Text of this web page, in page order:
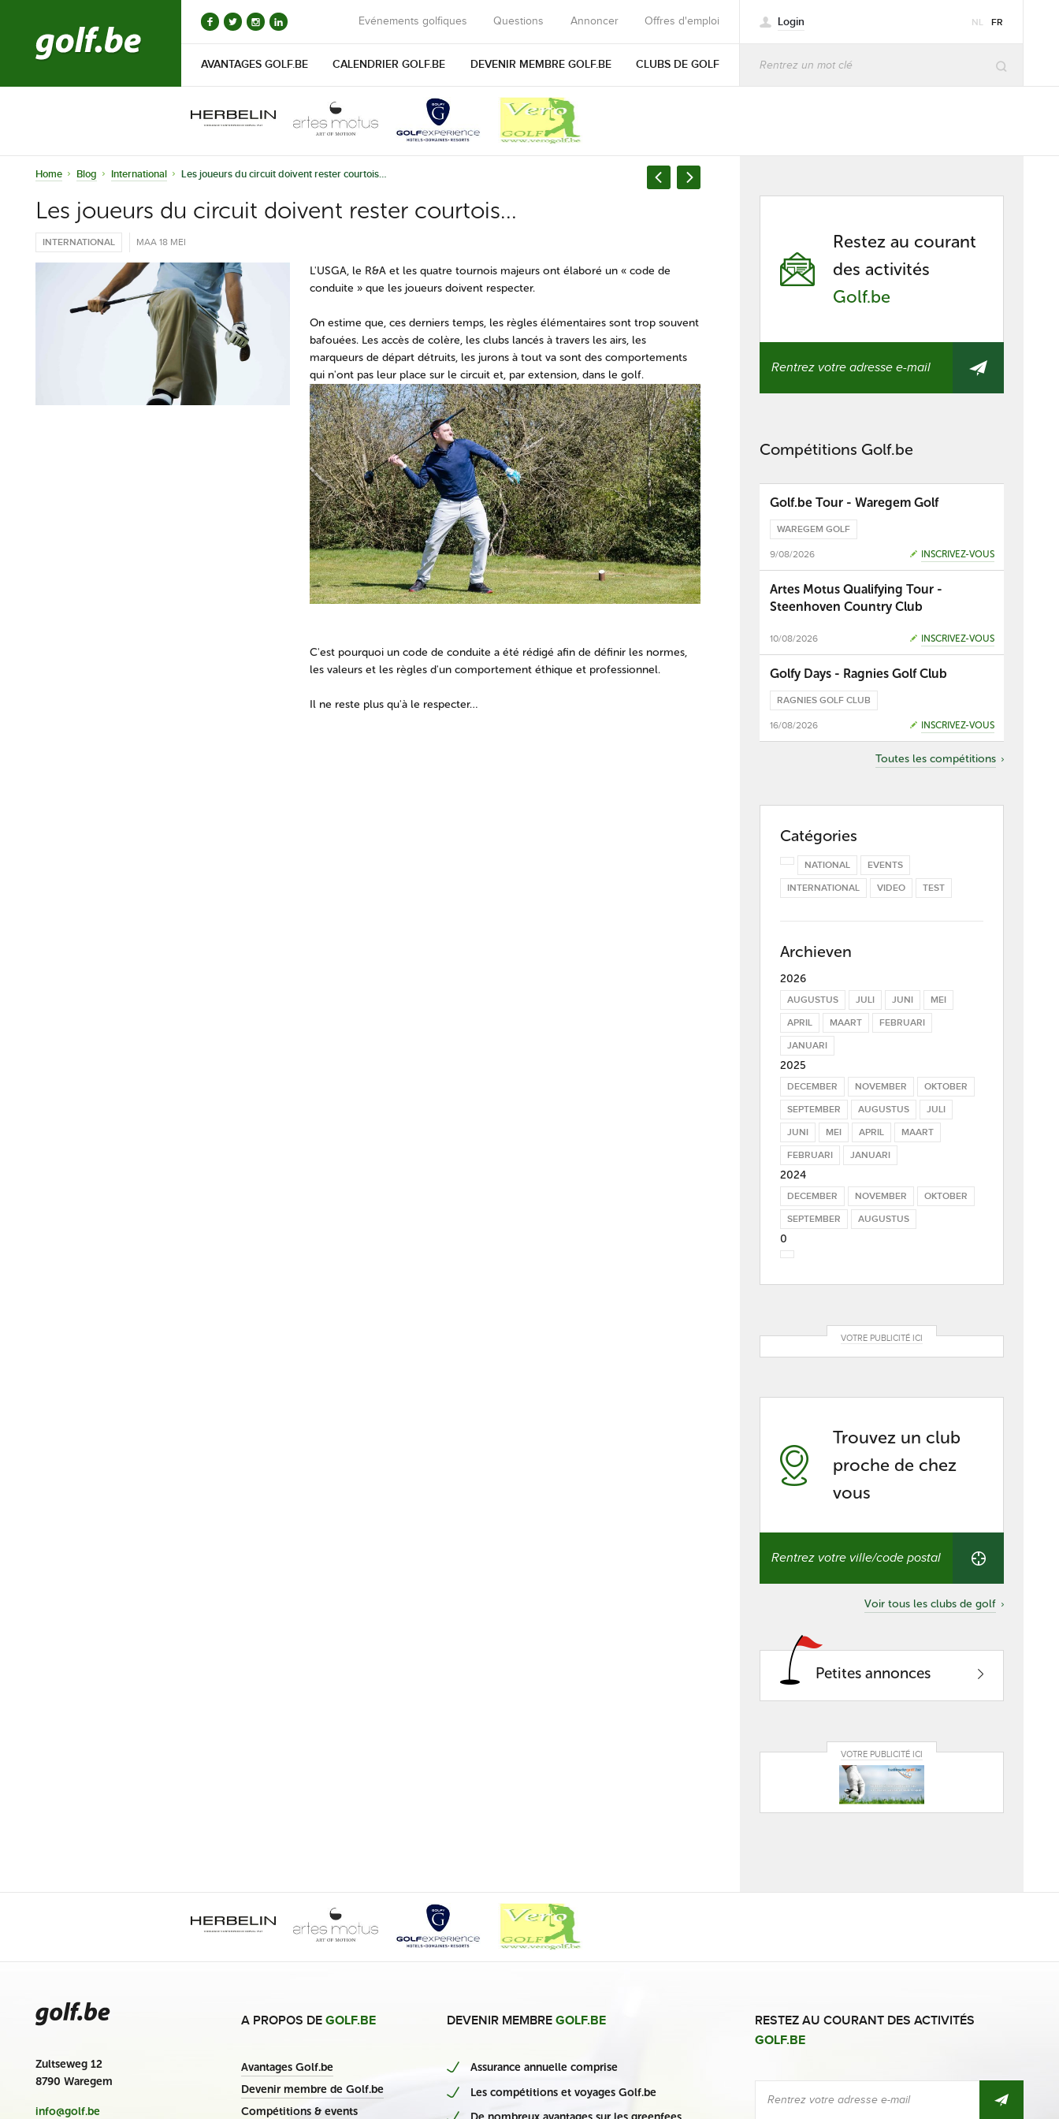
Evénements golfiques Questions Annoncer Offres d'emploi Login NL FR
AVANTAGES GOLF.BE CALENDRIER GOLF.BE DEVENIR MEMBRE GOLF.BE CLUBS DE GOLF
Home Blog International Les joueurs du circuit doivent rester courtois…
Les joueurs du circuit doivent rester courtois…
INTERNATIONAL MAA 18 MEI
L'USGA, le R&A et les quatre tournois majeurs ont élaboré un « code de
conduite » que les joueurs doivent respecter.
On estime que, ces derniers temps, les règles élémentaires sont trop souvent
bafouées. Les accès de colère, les clubs lancés à travers les airs, les
marqueurs de départ détruits, les jurons à tout va sont des comportements
qui n'ont pas leur place sur le circuit et, par extension, dans le golf.
C'est pourquoi un code de conduite a été rédigé afin de définir les normes,
les valeurs et les règles d'un comportement éthique et professionnel.
Il ne reste plus qu'à le respecter…
Restez au courant
des activités
Golf.be
Compétitions Golf.be
Golf.be Tour - Waregem Golf
WAREGEM GOLF
9/08/2026 INSCRIVEZ-VOUS
Artes Motus Qualifying Tour -
Steenhoven Country Club
10/08/2026 INSCRIVEZ-VOUS
Golfy Days - Ragnies Golf Club
RAGNIES GOLF CLUB
16/08/2026 INSCRIVEZ-VOUS
Toutes les compétitions
Catégories
NATIONAL
EVENTS
INTERNATIONAL
VIDEO TEST
Archieven
2026
AUGUSTUS JULI JUNI
MEI
APRIL
MAART
FEBRUARI
JANUARI
2025
DECEMBER NOVEMBER
OKTOBER
SEPTEMBER
AUGUSTUS
JULI
JUNI
MEI APRIL
MAART
FEBRUARI
JANUARI
2024
DECEMBER NOVEMBER
OKTOBER
SEPTEMBER
AUGUSTUS
0
VOTRE PUBLICITÉ ICI
Trouvez un club
proche de chez
vous
club
Voir tous les clubs de golf
Petites annonces
VOTRE PUBLICITÉ ICI
Zultseweg 12
8790 Waregem
info@golf.be
A PROPOS DE GOLF.BE
Avantages Golf.be
Devenir membre de Golf.be
Compétitions & events
DEVENIR MEMBRE GOLF.BE
Assurance annuelle comprise
Les compétitions et voyages Golf.be
RESTEZ AU COURANT DES ACTIVITÉS
GOLF.BE